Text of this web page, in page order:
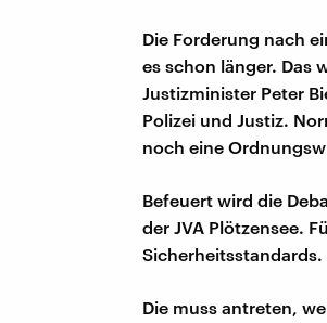
Die Forderung nach
es schon länger. Das
Justizminister Peter
Polizei und Justiz.
noch eine
Befeuert wird die
der JVA Plötzensee.
Die muss antreten,